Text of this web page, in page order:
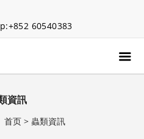
60540383
資訊
首页> 蟲類資訊